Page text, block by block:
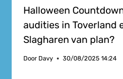
Halloween
audities in Toverland
Slagharen van plan?
Door Davy 30/08/2025 14:24